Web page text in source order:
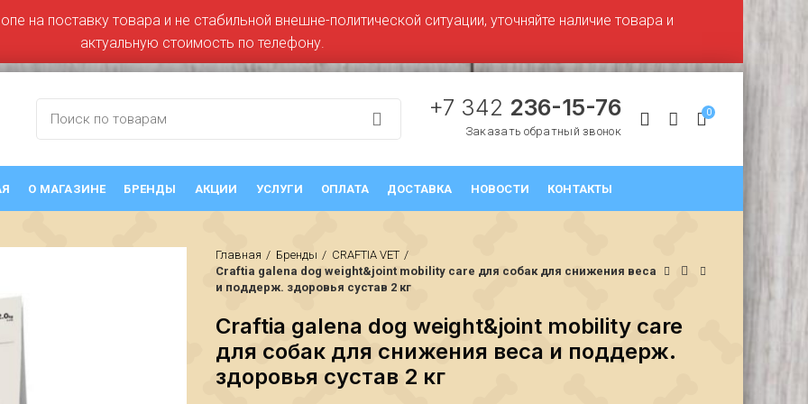
+7 342 236-15-76
Заказать обратный звонок
0
О МАГАЗИНЕ БРЕНДЫ АКЦИИ УСЛУГИ ОПЛАТА ДОСТАВКА НОВОСТИ КОНТАКТЫ
Главная Бренды
CRAFTIA VET
Craftia galena dog weight&joint mobility care для собак для снижения веса
и поддерж. здоровья сустав 2 кг
Craftia galena dog weight&joint mobility care
для собак для снижения веса и поддерж.
здоровья сустав 2 кг
на поставку товара и не стабильной внешне-политической ситуации, уточняйте наличие товара и
актуальную стоимость по телефону.